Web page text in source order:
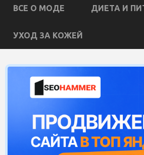
ВСЕ О МОДЕ ДИЕТА И
УХОД ЗА КОЖЕЙ